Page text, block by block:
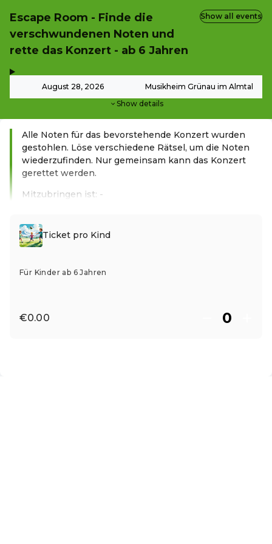
Escape Room - Finde die
verschwundenen Noten und
rette das Konzert - ab 6 Jahren
August 28, 2026 Musikheim Grünau im Almtal
Show details
Show all events
Alle Noten für das bevorstehende Konzert wurden
gestohlen. Löse verschiedene Rätsel, um die Noten
wiederzufinden. Nur gemeinsam kann das Konzert
gerettet werden.
Mitzubringen ist: -
Ticket pro Kind
Für Kinder ab 6 Jahren
€0.00